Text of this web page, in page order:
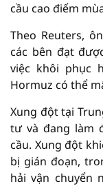
cầu cao điểm
Theo Reuters,
các bên đạt
việc khôi phục
Hormuz có thể
Xung đột tại
tư và đang làm
cầu. Xung đột
bị gián đoạn,
hải vận chuyển